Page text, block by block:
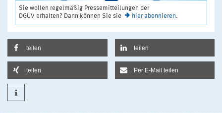
Sie wollen regelmäßig Pressemitteilungen der
DGUV erhalten? Dann können Sie sie
hier abonnieren.
teilen teilen
teilen Per E-Mail teilen